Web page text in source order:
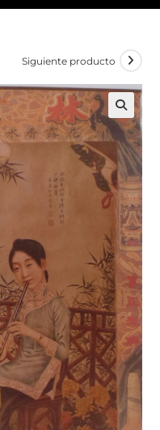
Siguiente producto